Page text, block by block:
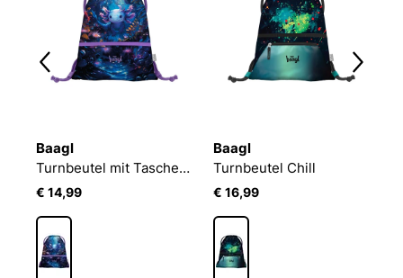
Baagl
Turnbeutel mit Tasche Axolotl
€ 14,99
Baagl
Turnbeutel Chill
€ 16,99